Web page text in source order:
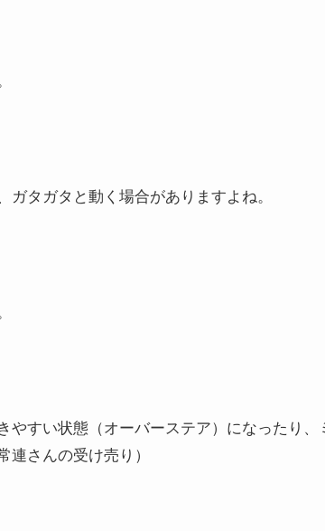
タガタと動く場合がありますよね。
やすい状態（オーバーステア）になったり、
連さんの受け売り）